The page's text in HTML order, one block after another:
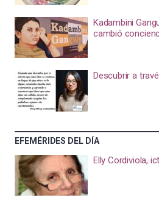
Kadambini
cambió
Descubrir a
EFEMÉRIDES DEL DÍA
Elly Cordiviola,